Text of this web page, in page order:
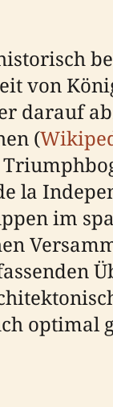
von
darauf
(
la
im
optimal